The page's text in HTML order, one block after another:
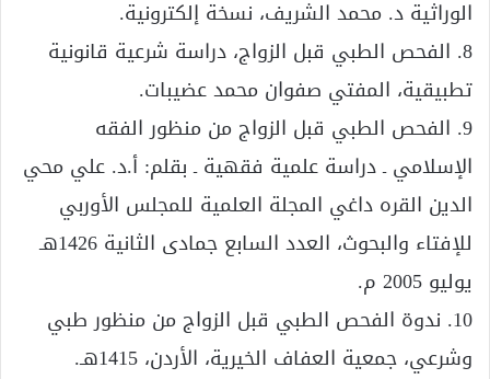
الوراثية د. محمد الشريف، نسخة إلكترونية.
8. الفحص الطبي قبل الزواج، دراسة شرعية قانونية
تطبيقية، المفتي صفوان محمد عضيبات.
9. الفحص الطبي قبل الزواج من منظور الفقه
الإسلامي ـ دراسة علمية فقهية ـ بقلم: أ.د. علي محي
الدين القره داغي المجلة العلمية للمجلس الأوربي
للإفتاء والبحوث، العدد السابع جمادى الثانية 1426هـ
يوليو 2005 م.
10. ندوة الفحص الطبي قبل الزواج من منظور طبي
وشرعي، جمعية العفاف الخيرية، الأردن، 1415هـ.